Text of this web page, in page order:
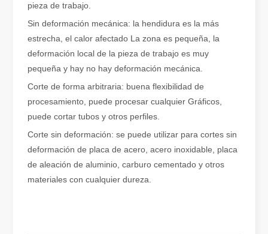
Las máquinas de corte por láser son una herramienta
pieza de trabajo.
Sin deformación mecánica: la hendidura es la más
estrecha, el calor afectado La zona es pequeña, la
deformación local de la pieza de trabajo es muy
pequeña y hay no hay deformación mecánica.
Corte de forma arbitraria: buena flexibilidad de
procesamiento, puede procesar cualquier Gráficos,
puede cortar tubos y otros perfiles.
Corte sin deformación: se puede utilizar para cortes sin
deformación de placa de acero, acero inoxidable, placa
de aleación de aluminio, carburo cementado y otros
materiales con cualquier dureza.